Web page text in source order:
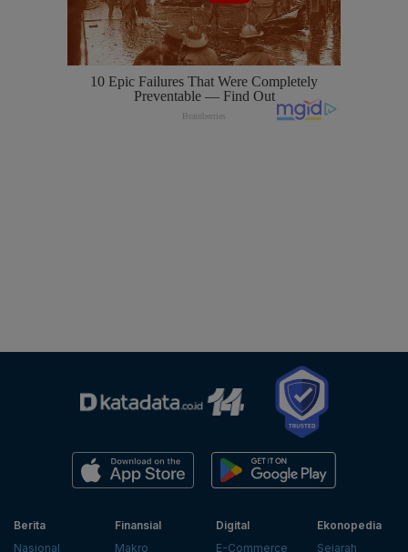
Berita
Nasional
Finansial
Makro
Digital
E-Commerce
Ekonopedia
Sejarah